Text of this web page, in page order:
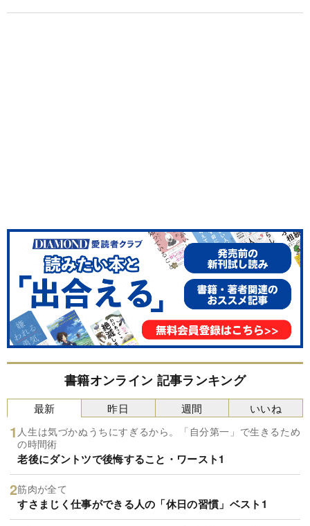
書籍オンライン 記事ランキング
最新
人生は気づかぬうちにすぎるから。「自分第一」で生きるため
の時間術
老後にダントツで後悔すること・ワースト1
筋肉が全て
すさまじく仕事ができる人の「休日の習慣」ベスト1
昨日 週間 いいね